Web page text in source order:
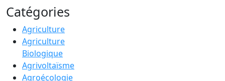
Catégories
Agriculture
Agriculture
Biologique
Agrivoltaïsme
Agroécologie